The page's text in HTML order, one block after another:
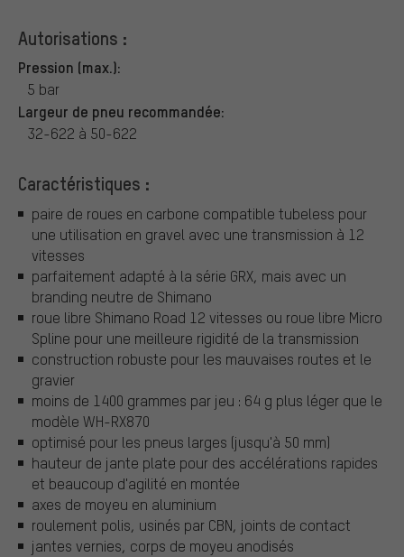
Autorisations :
Pression (max.):
5 bar
Largeur de pneu recommandée:
32-622 à 50-622
Caractéristiques :
paire de roues en carbone compatible tubeless pour
une utilisation en gravel avec une transmission à 12
vitesses
parfaitement adapté à la série GRX, mais avec un
branding neutre de Shimano
roue libre Shimano Road 12 vitesses ou roue libre Micro
Spline pour une meilleure rigidité de la transmission
construction robuste pour les mauvaises routes et le
gravier
moins de 1400 grammes par jeu : 64 g plus léger que le
modèle WH-RX870
optimisé pour les pneus larges (jusqu'à 50 mm)
hauteur de jante plate pour des accélérations rapides
et beaucoup d'agilité en montée
axes de moyeu en aluminium
roulement polis, usinés par CBN, joints de contact
jantes vernies, corps de moyeu anodisés